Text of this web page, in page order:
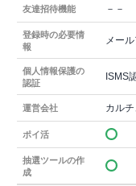
友達招待機能 －－
登録時の必要情
報
メー
個人情報保護の
認証
ISMS
運営会社 カル
ポイ活
抽選ツールの作
成